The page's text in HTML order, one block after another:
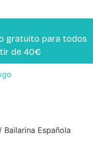
gratuito para todos
de 40€
/ Bailarina Española